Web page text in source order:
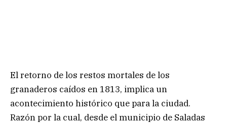
El retorno de los restos mortales de los
granaderos caídos en 1813, implica un
acontecimiento histórico que para la ciudad.
Razón por la cual, desde el municipio de Saladas